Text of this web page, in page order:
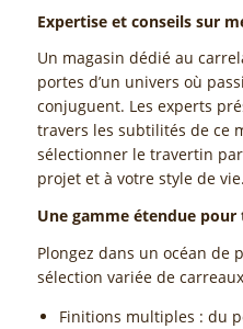
Expertise et conseils sur
Un magasin dédié au
portes d’un univers où
conjuguent. Les experts
travers les subtilités de ce
sélectionner le travertin
projet et à votre style de vie.
Une gamme étendue pour
Plongez dans un océan de
sélection variée de
Finitions multiples : du